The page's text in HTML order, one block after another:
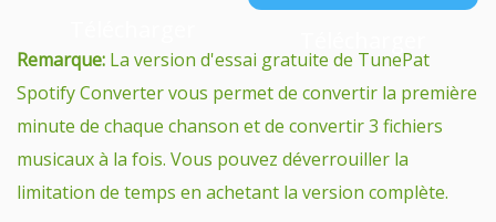
Remarque: La version d'essai gratuite de TunePat
Spotify Converter vous permet de convertir la première
minute de chaque chanson et de convertir 3 fichiers
musicaux à la fois. Vous pouvez déverrouiller la
limitation de temps en achetant la version complète.